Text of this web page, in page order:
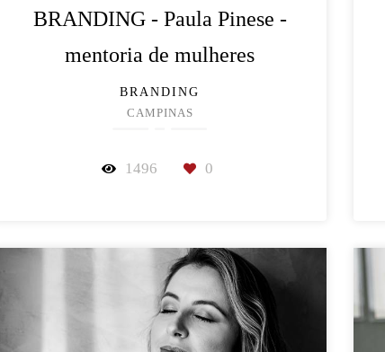
BRANDING - Paula Pinese -
mentoria de mulheres
BRANDING
CAMPINAS
1496 0